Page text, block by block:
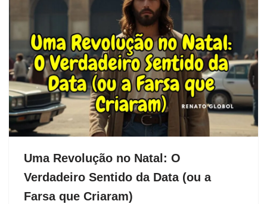
Uma Revolução no Natal: O
Verdadeiro Sentido da Data (ou a
Farsa que Criaram)